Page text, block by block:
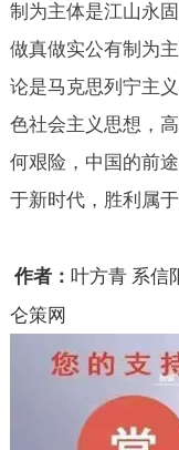
制为主体是江山永
做真做实公有制为
论是马克思列宁主
色社会主义思想，
何艰险，中国的前
于新时代，胜利属
作者： 叶方青 系信
仑策网